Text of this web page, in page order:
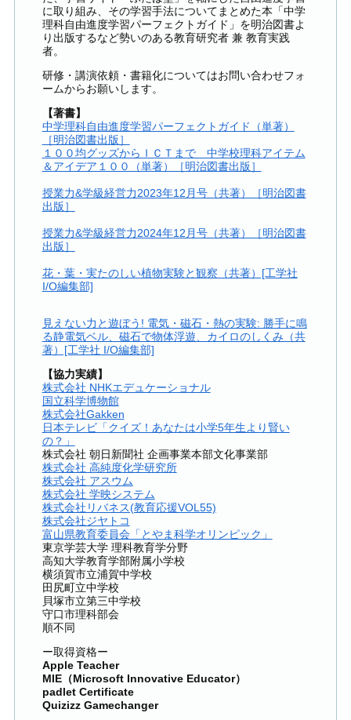
に取り組み、その学習手法についてまとめた本「中学
理科自由進度学習パーフェクトガイド」を明治図書よ
り出版するなど勢いのある教育研究者 兼 教育実践
者。
研修・講演依頼・書籍化についてはお問い合わせフォ
ームからお願いします。
【著書】
中学理科自由進度学習パーフェクトガイド（単著）
［明治図書出版］
１００均グッズからＩＣＴまで 中学校理科アイテム
＆アイデア１００（単著）［明治図書出版］
授業力&学級経営力2023年12月号（共著）［明治図書
出版］
授業力&学級経営力2024年12月号（共著）［明治図書
出版］
花・葉・実たのしい植物実験と観察（共著）[工学社
I/O編集部]
見えない力と遊ぼう! 電気・磁石・熱の実験: 勝手に鳴
る静電気ベル、磁石で物体浮遊、カイロのしくみ（共
著）[工学社 I/O編集部]
【協力実績】
株式会社 NHKエデュケーショナル
国立科学博物館
株式会社Gakken
日本テレビ「クイズ！あなたは小学5年生より賢い
の？」
株式会社 朝日新聞社 企画事業本部文化事業部
株式会社 高純度化学研究所
株式会社 アスウム
株式会社 学映システム
株式会社リバネス(教育応援VOL55)
株式会社ジヤトコ
富山県教育委員会「とやま科学オリンピック」
東京学芸大学 理科教育学分野
高知大学教育学部附属小学校
横須賀市立浦賀中学校
田尻町立中学校
貝塚市立第三中学校
守口市理科部会
順不同
ー取得資格ー
Apple Teacher
MIE（Microsoft Innovative Educator）
padlet Certificate
Quizizz Gamechanger